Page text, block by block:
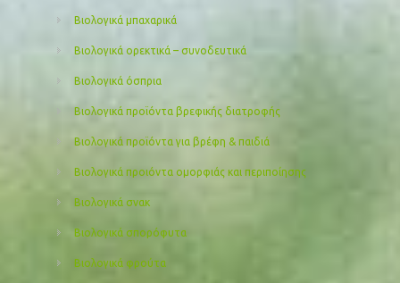
Βιολογικά μπαχαρικά
Βιολογικά ορεκτικά – συνοδευτικά
Βιολογικά όσπρια
Βιολογικά προϊόντα βρεφικής διατροφής
Βιολογικά προϊόντα για βρέφη & παιδιά
Βιολογικά προιόντα ομορφιάς και περιποίησης
Βιολογικά σνακ
Βιολογικά σπορόφυτα
Βιολογικά φρούτα